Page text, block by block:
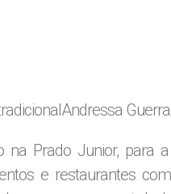
Andressa
Prado Junior, para
e restaurantes